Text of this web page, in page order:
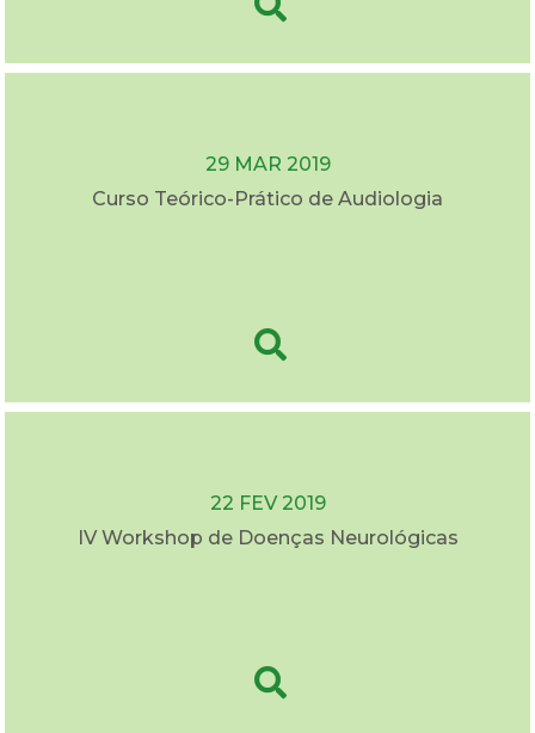
29 MAR 2019
Curso Teórico-Prático de Audiologia
22 FEV 2019
IV Workshop de Doenças Neurológicas